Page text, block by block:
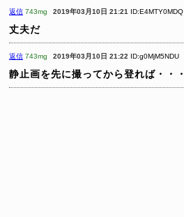
返信 743mg 2019年03月10日 21:21 ID:E4MTY0MDQ
丈夫だ
返信 743mg 2019年03月10日 21:22 ID:g0MjM5NDU
静止画を先に撮ってから登れば・・・